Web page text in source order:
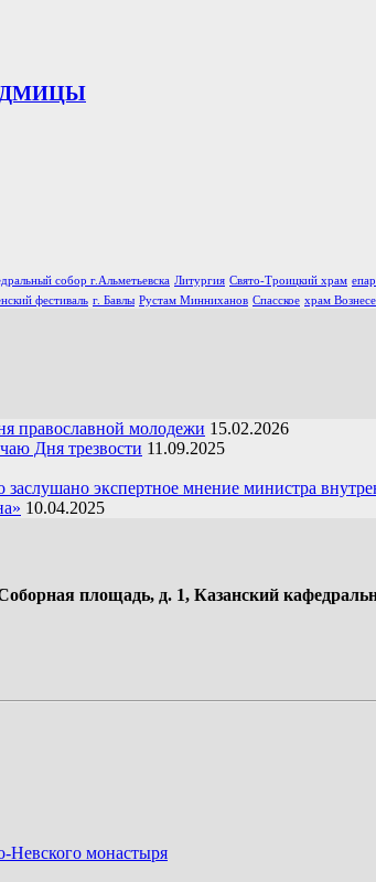
собор г.Альметьевска Литургия Свято-Троицкий храм
фестиваль г. Бавлы Рустам Минниханов Спасское храм
православной молодежи 15.02.2026
Дня трезвости 11.09.2025
экспертное мнение министра
10.04.2025
площадь, д. 1, Казанский